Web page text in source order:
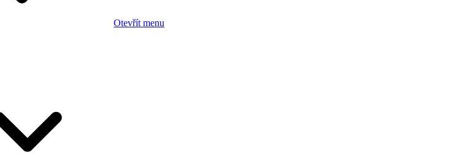
Otevřít menu